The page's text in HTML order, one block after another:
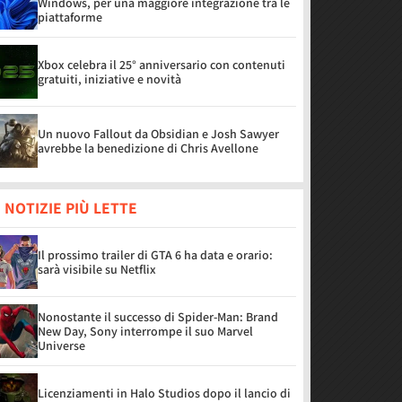
piattaforme
Xbox celebra il 25° anniversario con contenuti
gratuiti, iniziative e novità
Un nuovo Fallout da Obsidian e Josh Sawyer
avrebbe la benedizione di Chris Avellone
NOTIZIE PIÙ LETTE
Il prossimo trailer di GTA 6 ha data e orario:
sarà visibile su Netflix
Nonostante il successo di Spider-Man: Brand
New Day, Sony interrompe il suo Marvel
Universe
Licenziamenti in Halo Studios dopo il lancio di